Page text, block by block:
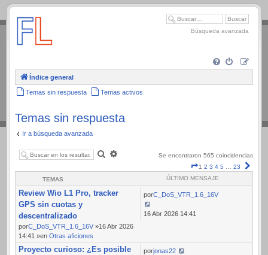
.
Búsqueda avanzada
Índice general
Temas sin respuesta Temas activos
Temas sin respuesta
Ir a búsqueda avanzada
Buscar
Se encontraron 565 coincidencias
Página
23
1 2 3 4 5 23
TEMAS ÚLTIMO MENSAJE
Review Wio L1 Pro, tracker
GPS sin cuotas y
descentralizado
porC_DoS_VTR_1.6_16V »16 Abr 2026
14:41 »en Otras aficiones
porC_DoS_VTR_1.6_16V
16 Abr 2026 14:41
Proyecto curioso: ¿Es posible
porjonas22